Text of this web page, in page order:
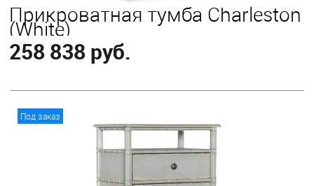
Прикроватная тумба Charleston
(White)
258 838 руб.
Под заказ